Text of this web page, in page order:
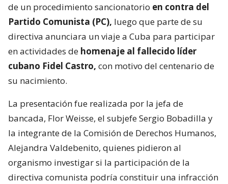
de un procedimiento sancionatorio en contra del
Partido Comunista (PC), luego que parte de su
directiva anunciara un viaje a Cuba para participar
en actividades de homenaje al fallecido líder
cubano Fidel Castro, con motivo del centenario de
su nacimiento.
La presentación fue realizada por la jefa de
bancada, Flor Weisse, el subjefe Sergio Bobadilla y
la integrante de la Comisión de Derechos Humanos,
Alejandra Valdebenito, quienes pidieron al
organismo investigar si la participación de la
directiva comunista podría constituir una infracción